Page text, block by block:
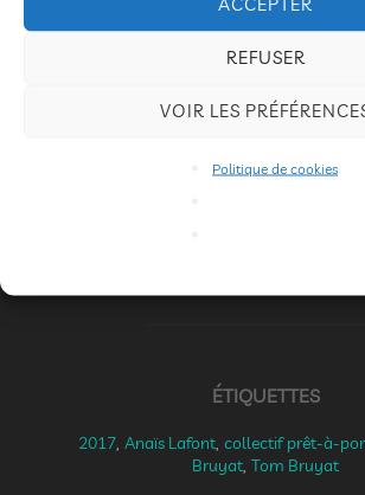
REFUSER
VOIR LES
Politique de cookies
offrent un spectacle
partager en famille. Un bout de vie,
ÉTIQUETTES
2017, Anaïs Lafont, collectif prêt-à-
Bruyat, Tom Bruyat